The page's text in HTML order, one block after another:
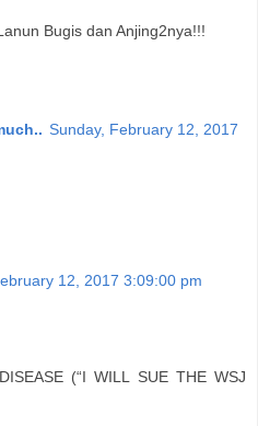
Bugis dan Anjing2nya!!!
Sunday, February 12, 2017
12, 2017 3:09:00 pm
(“I WILL SUE THE WSJ